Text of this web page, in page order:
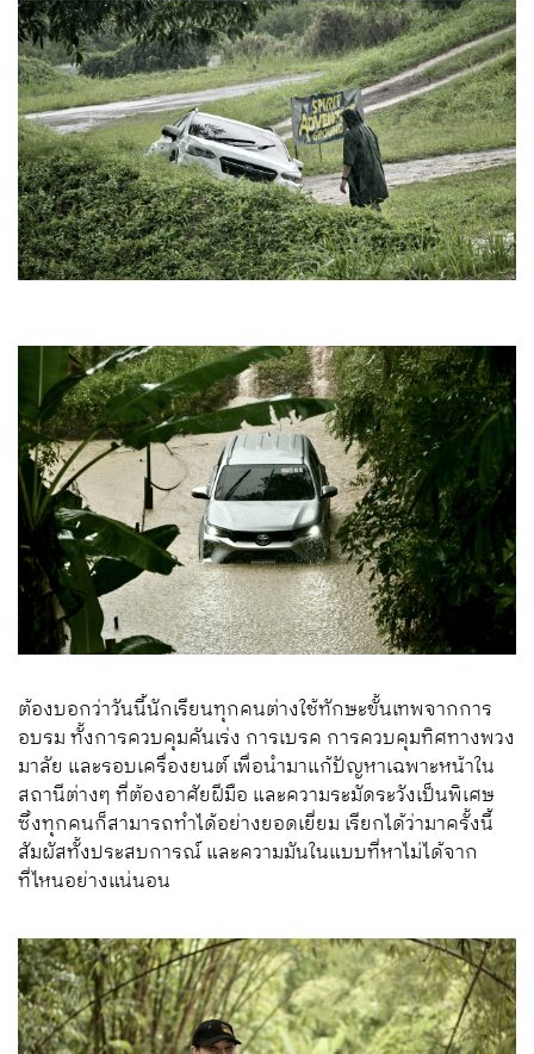
ต้องบอกว่าวันนี้นักเรียนทุกคนต่างใช้ทักษะขั้นเทพจากการ
อบรม ทั้งการควบคุมคันเร่ง การเบรค การควบคุมทิศทางพวง
มาลัย และรอบเครื่องยนต์ เพื่อนำมาแก้ปัญหาเฉพาะหน้าใน
สถานีต่างๆ ที่ต้องอาศัยฝีมือ และความระมัดระวังเป็นพิเศษ
ซึ่งทุกคนก็สามารถทำได้อย่างยอดเยี่ยม เรียกได้ว่ามาครั้งนี้
สัมผัสทั้งประสบการณ์ และความมันในแบบที่หาไม่ได้จาก
ที่ไหนอย่างแน่นอน